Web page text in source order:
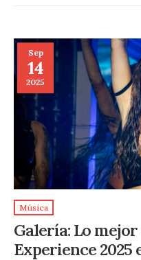
Sep
14
2025
Música
Galería: Lo
Experience 2025